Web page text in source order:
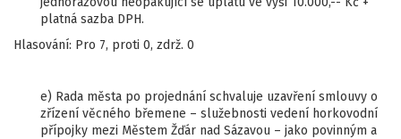
platná sazba DPH.
Hlasování: Pro 7, proti 0, zdrž. 0
e) Rada města po projednání schvaluje uzavření smlouvy o
zřízení věcného břemene – služebnosti vedení horkovodní
přípojky mezi Městem Žďár nad Sázavou – jako povinným a